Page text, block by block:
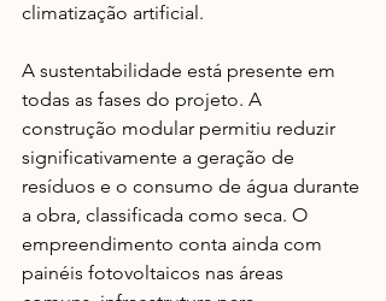
climatização artificial.
A sustentabilidade está presente em
todas as fases do projeto. A
construção modular permitiu reduzir
significativamente a geração de
resíduos e o consumo de água durante
a obra, classificada como seca. O
empreendimento conta ainda com
painéis fotovoltaicos nas áreas